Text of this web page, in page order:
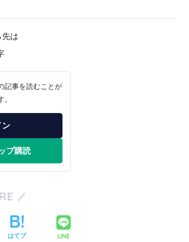
は
記事を読むことが
ン
プ購読
はてブ LINE